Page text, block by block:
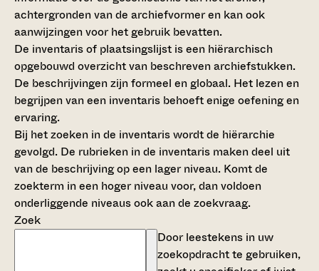
achtergronden van de archiefvormer en kan ook
aanwijzingen voor het gebruik bevatten.
De inventaris of plaatsingslijst is een hiërarchisch
opgebouwd overzicht van beschreven archiefstukken.
De beschrijvingen zijn formeel en globaal. Het lezen en
begrijpen van een inventaris behoeft enige oefening en
ervaring.
Bij het zoeken in de inventaris wordt de hiërarchie
gevolgd. De rubrieken in de inventaris maken deel uit
van de beschrijving op een lager niveau. Komt de
zoekterm in een hoger niveau voor, dan voldoen
onderliggende niveaus ook aan de zoekvraag.
Zoek
Door leestekens in uw
zoekopdracht te gebruiken,